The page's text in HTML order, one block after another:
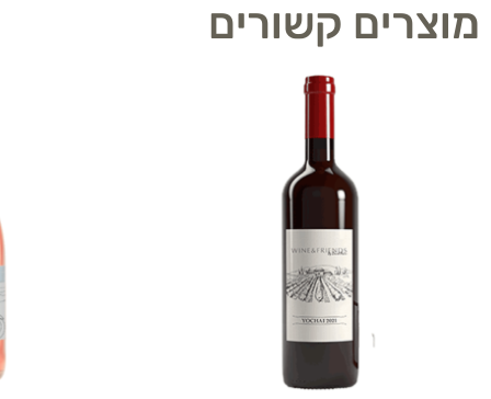
מוצרים קשורים